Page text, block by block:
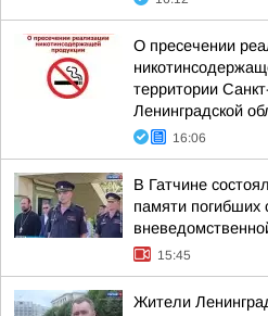
О пресечении
территории
Ленинградской
16:06
В Гатчине
памяти погибших
15:45
Жители